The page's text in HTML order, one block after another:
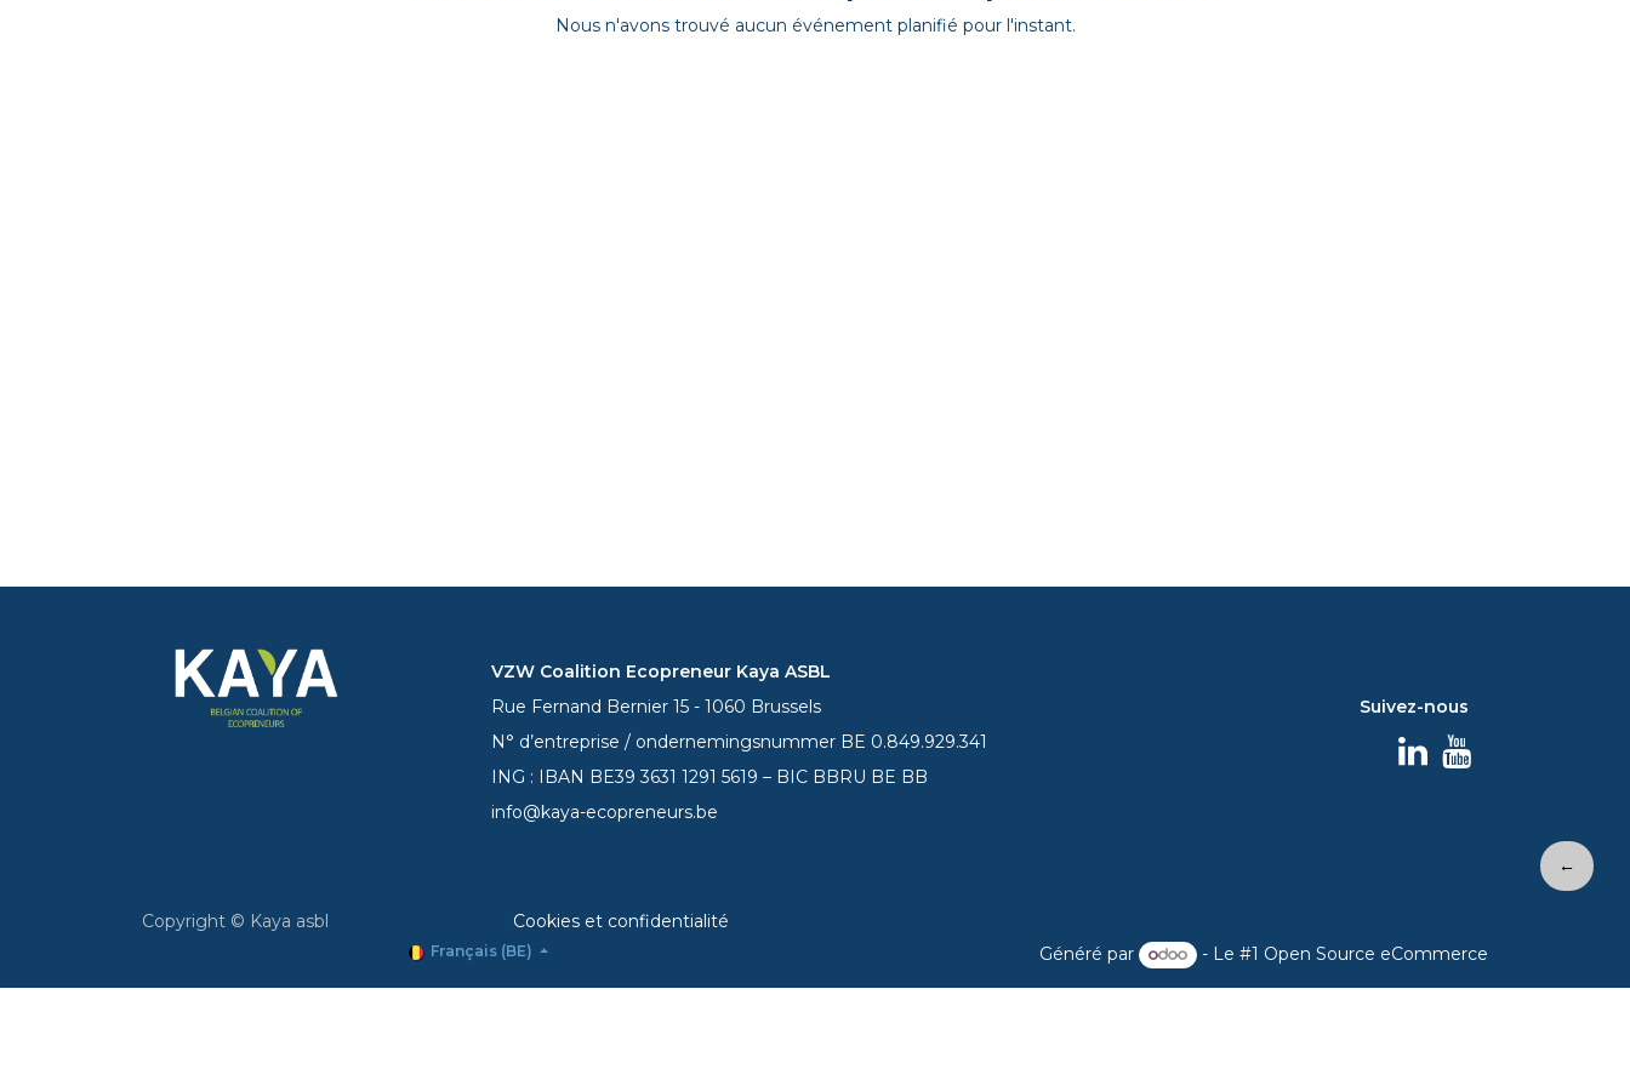
Nous n'avons trouvé aucun événement planifié pour l'instant.
Suivez-nous
←
VZW Coalition Ecopreneur Kaya ASBL
Rue Fernand Bernier 15 - 1060 Brussels
N° d’entreprise / ondernemingsnummer BE 0.849.929.341
ING : IBAN BE393631 1291 5619 – BIC BBRU BE BB
info@kaya-ecopreneurs.be
Copyright © Kaya asbl Cookies et confidentialité
Français (BE) Généré par - Le #1 Open Source eCommerce